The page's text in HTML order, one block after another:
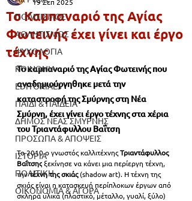
ΠΟΛΙΤΙΣΜΟΣ
ΑΘΛΗΤΙΣΜΟΣ
ΨΥΧΟΛΟΓΙΑ
ΚΟΙΝΩΝΙΑ
EDITORIALS
ΠΑΙΔΙ & ΠΑΙΔΕΙΑ
ΔΗΜΟΣ ΝΕΑΣ ΣΜΥΡΝΗΣ
ΠΡΟΣΩΠΑ & ΑΠΟΨΕΙΣ
ΙΣΤΟΡΙΑ
ΠΟΛΙΤΙΚΗ
ΟΙΚΟΝΟΜΙΑ & ΑΓΟΡΑ
Το Καμπαναριό της Αγίας
Φωτεινής έχει γίνει και έργο
τέχνης
Το καμπαναριό της Αγίας Φωτεινής που
αναδημιούργηθηκε μετά την
καταστροφή της Σμύρνης στη Νέα
Σμύρνη, έχει γίνει έργο τέχνης στα χέρια
του Τριαντάφυλλου Βαΐτση
Το 2010 ο γνωστός καλλιτέχνης Τριαντάφυλλος
Βαΐτσης ξεκίνησε να κάνει μια περίεργη τέχνη,
την τέχνη της σκιάς (shadow art). Η τέχνη της
σκιάς είναι η κατασκευή περίπλοκων έργων από
σκληρά υλικά (πλαστικό, μέταλλο, γυαλί, ξύλο)